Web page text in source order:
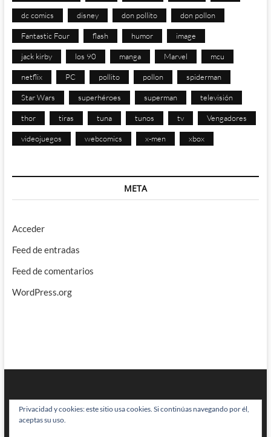
dc comics disney don pollito don pollon
Fantastic Four flash humor image
jack kirby los 90 manga Marvel mcu
netflix PC pollito pollon spiderman
Star Wars superhéroes superman televisión
thor tiras tuna tunos tv Vengadores
videojuegos webcomics x-men xbox
META
Acceder
Feed de entradas
Feed de comentarios
WordPress.org
Privacidad y cookies: este sitio usa cookies. Si continúas navegando por él,
aceptas su uso.